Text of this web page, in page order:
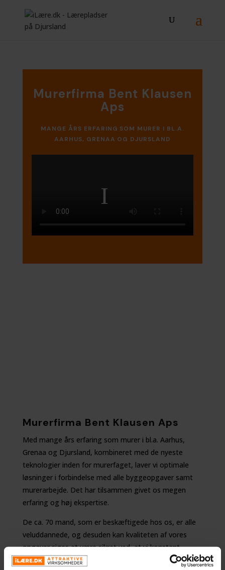
Murerfirma Bent Klausen
Aps
MANGE ÅRS ERFARING SOM MURER I BL.A.
AARHUS, GRENAA OG DJURSLAND
Murerfirma Bent Klausen Aps
Med mange års erfaring som murer i bl.a. Aarhus,
Grenaa og Djursland, kombineret med de nyeste
teknologier inden for murerfaget, laver vi optimale
løsninger i forbindelse med alle byggeopgaver samt
murerarbejde. Det har tilsammen givet os megen
erfaring og høj ekspertise.
De ca. 70 mand, som er beskæftigede hos os, er alle
veluddannede, og desuden kan kvaliteten af vores
opgaver siges at være sikret ved, at vi konstant
forsøger at være fagligt opdaterede via f.eks. kurser